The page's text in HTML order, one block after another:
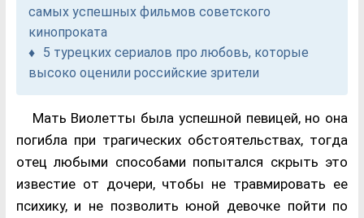
самых успешных фильмов советского
кинопроката
5 турецких сериалов про любовь, которые
высоко оценили российские зрители
Мать Виолетты была успешной певицей, но она
погибла при трагических обстоятельствах, тогда
отец любыми способами попытался скрыть это
известие от дочери, чтобы не травмировать ее
психику, и не позволить юной девочке пойти по